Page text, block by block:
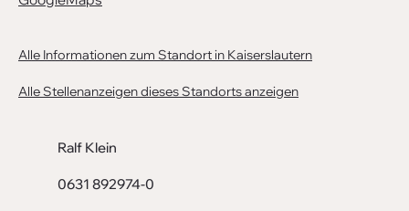
Alle Informationen zum Standort in Kaiserslautern
Alle Stellenanzeigen dieses Standorts anzeigen
Ralf Klein
0631 892974-0